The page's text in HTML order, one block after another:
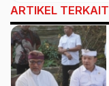
ARTIKEL TERKAIT